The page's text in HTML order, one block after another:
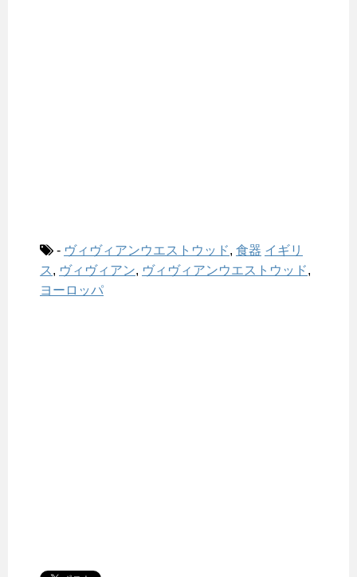
- ヴィヴィアンウエストウッド, 食器 イギリ
ス , ヴィヴィアン, ヴィヴィアンウエストウッド,
ヨーロッパ